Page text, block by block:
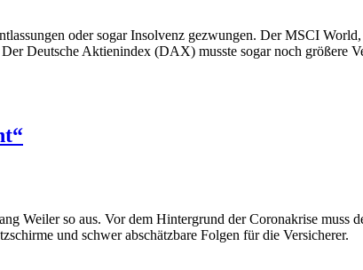
oder sogar Insolvenz gezwungen. Der MSCI
Deutsche Aktienindex (DAX) musste sogar noch größere
Weiler so aus. Vor dem Hintergrund der Coronakrise muss
und schwer abschätzbare Folgen für die Versicherer.